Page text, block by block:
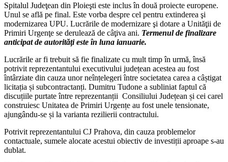
Spitalul Judeţean din Ploieşti este inclus în două proiecte europene.
Unul se află pe final. Este vorba despre cel pentru extinderea şi
modernizarea UPU. Lucrările de modernizare şi dotare a Unităţii de
Primiri Urgenţe se derulează de câţiva ani. Termenul de finalizare
anticipat de autorităţi este în luna ianuarie.
Lucrările ar fi trebuit să fie finalizate cu mult timp în urmă, însă
potrivit reprezentantului executivului județean acestea au fost
întârziate din cauza unor neînțelegeri între societatea carea a câștigat
licitația și subcontractanți. Dumitru Tudone a subliniat faptul că
discuțiile purtate între reprezentanții Consiliului Județean și cei carel
construiesc Unitatea de Primiri Urgențe au fost unele tensionate,
ajungându-se și la varianta rezilierii contractului.
Potrivit reprezentantului CJ Prahova, din cauza problemelor
contactuale, sumele alocate acestui obiectiv de investiții aproape s-au
dublat.